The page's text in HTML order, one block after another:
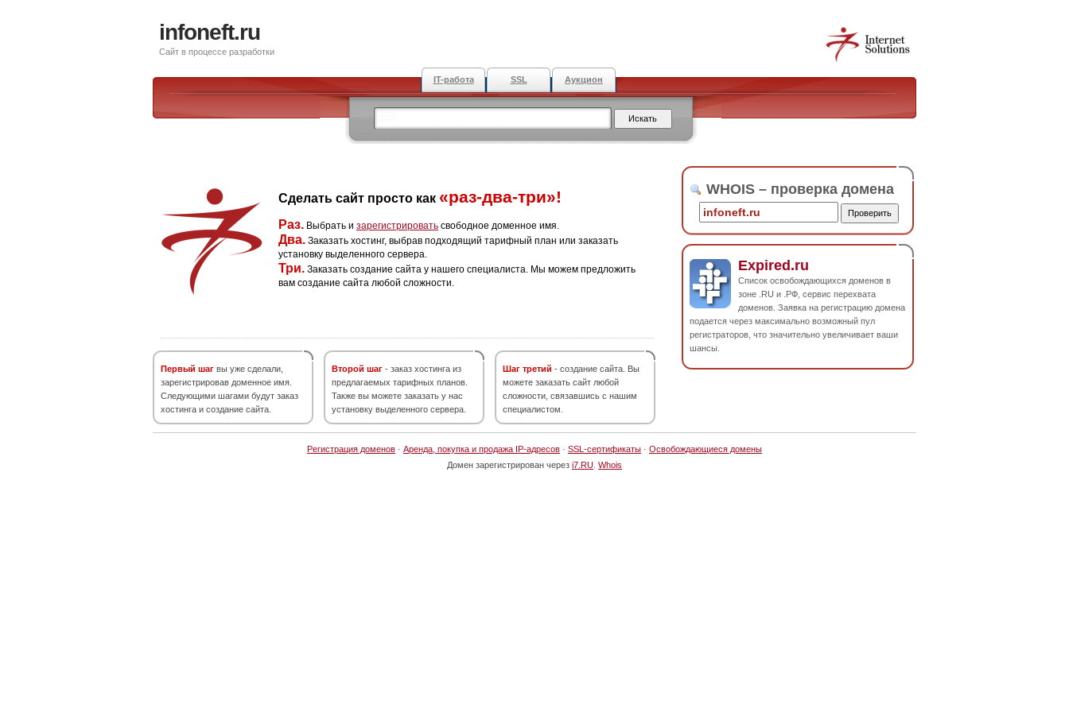
infoneft.ru
Сайт в процессе разработки
IT-работа SSL Аукцион
Сделать сайт просто как «раз-два-три»!
Раз. Выбрать и зарегистрировать свободное доменное имя.
Два. Заказать хостинг, выбрав подходящий тарифный план или заказать
установку выделенного сервера.
Три. Заказать создание сайта у нашего специалиста. Мы можем предложить
вам создание сайта любой сложности.
Первый шаг вы уже сделали,
зарегистрировав доменное имя.
Следующими шагами будут заказ
хостинга и создание сайта.
Второй шаг - заказ хостинга из
предлагаемых тарифных планов.
Также вы можете заказать у нас
установку выделенного сервера.
Шаг третий - создание сайта. Вы
можете заказать сайт любой
сложности, связавшись с нашим
специалистом.
WHOIS – проверка домена
Expired.ru
Список освобождающихся доменов в
зоне .RU и .РФ, сервис перехвата
доменов. Заявка на регистрацию домена
подается через максимально возможный пул
регистраторов, что значительно увеличивает ваши
шансы.
Регистрация доменов · Аренда, покупка и продажа IP-адресов · SSL-сертификаты · Освобождающиеся домены
Домен зарегистрирован через i7.RU Whois